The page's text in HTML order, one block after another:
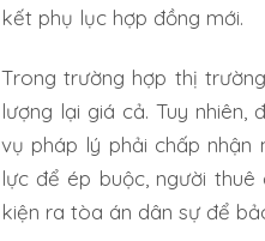
kết phụ lục hợp đồng mới.
Trong trường hợp thị
lượng lại giá cả. Tuy
vụ pháp lý phải chấp nhận
lực để ép buộc, người
kiện ra tòa án dân sự để